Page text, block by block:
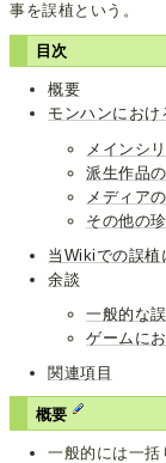
事を誤植という。
目次
概要
モンハンにおけ
メインシ
派生作品
メディア
その他の
当Wikiでの誤植
余談
一般的な
ゲームに
関連項目
概要
一般的には一括